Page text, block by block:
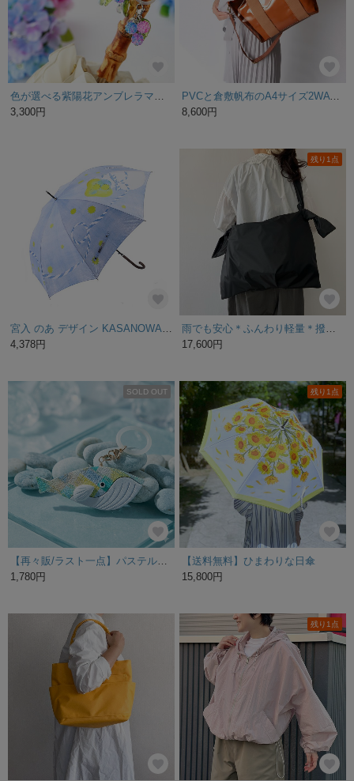
3,300円
8,600円
4,378円
残り1点
17,600円
SOLD OUT
1,780円
残り1点
【送料無料】ひまわりな日傘
15,800円
残り1点